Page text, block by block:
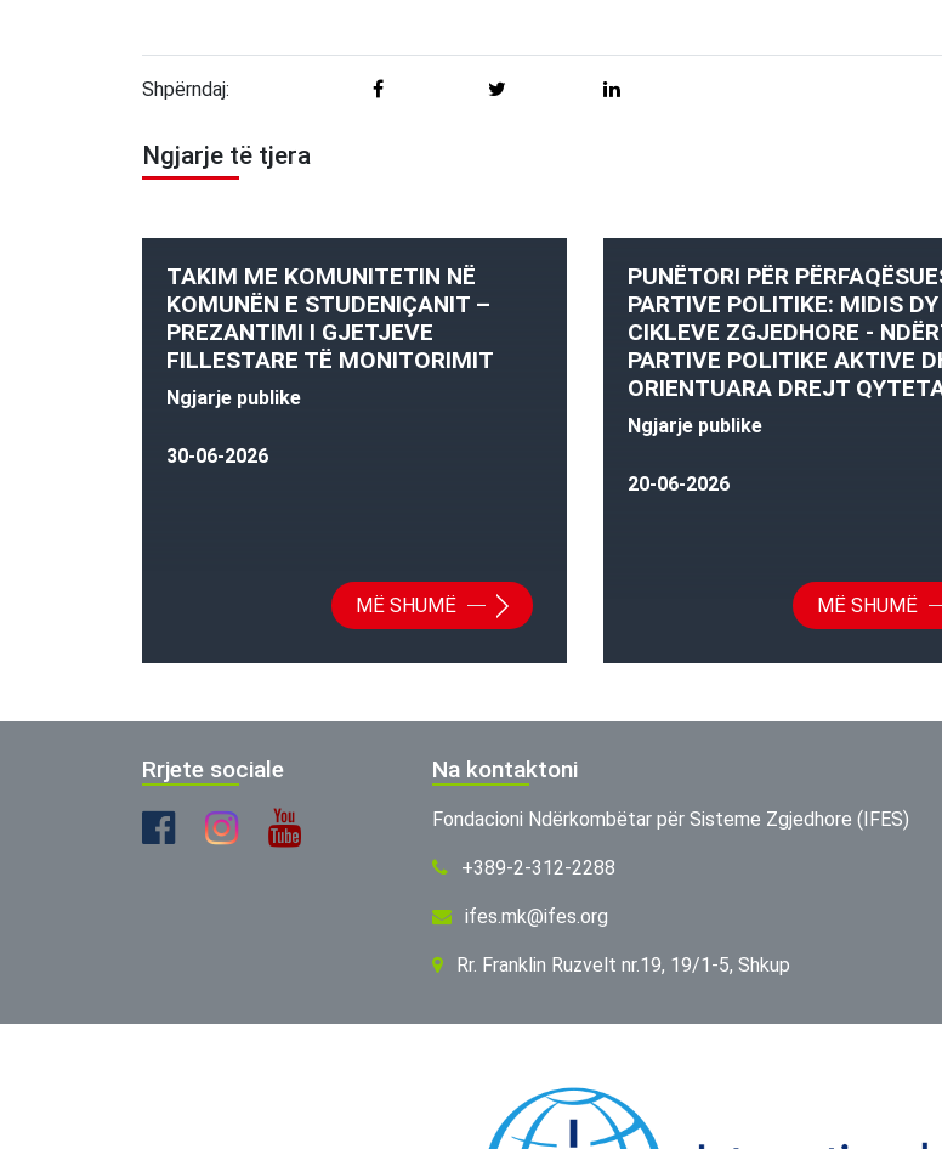
Shpërndaj:
Ngjarje të tjera
TAKIM ME KOMUNITETIN NË
KOMUNËN E STUDENIÇANIT –
PREZANTIMI I GJETJEVE
FILLESTARE TË MONITORIMIT
Ngjarje publike
30-06-2026
MË SHUMË
PUNËTORI PËR
PARTIVE POLITIKE: MIDIS DY
CIKLEVE ZGJEDHORE -
PARTIVE POLITIKE AKTIVE
ORIENTUARA DREJT
Ngjarje publike
20-06-2026
MË SHUMË
Rrjete sociale Na kontaktoni
Fondacioni Ndërkombëtar për Sisteme Zgjedhore (IFES)
+389-2-312-2288
ifes.mk@ifes.org
Rr. Franklin Ruzvelt nr.19, 19/1-5, Shkup